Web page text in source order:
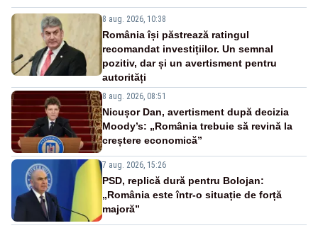
8 aug. 2026, 10:38
România își păstrează ratingul
recomandat investițiilor. Un semnal
pozitiv, dar și un avertisment pentru
autorități
8 aug. 2026, 08:51
Nicușor Dan, avertisment după decizia
Moody’s: „România trebuie să revină la
creștere economică”
7 aug. 2026, 15:26
PSD, replică dură pentru Bolojan:
„România este într-o situație de forță
majoră”